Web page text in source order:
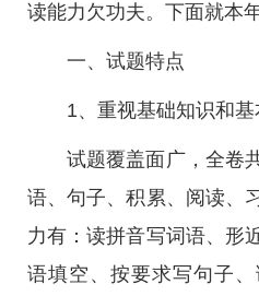
读能力欠功夫。下面就本
一、试题特点
1、重视基础知识和基
试题覆盖面广，全卷
语、句子、积累、阅读、
力有：读拼音写词语、形
语填空、按要求写句子